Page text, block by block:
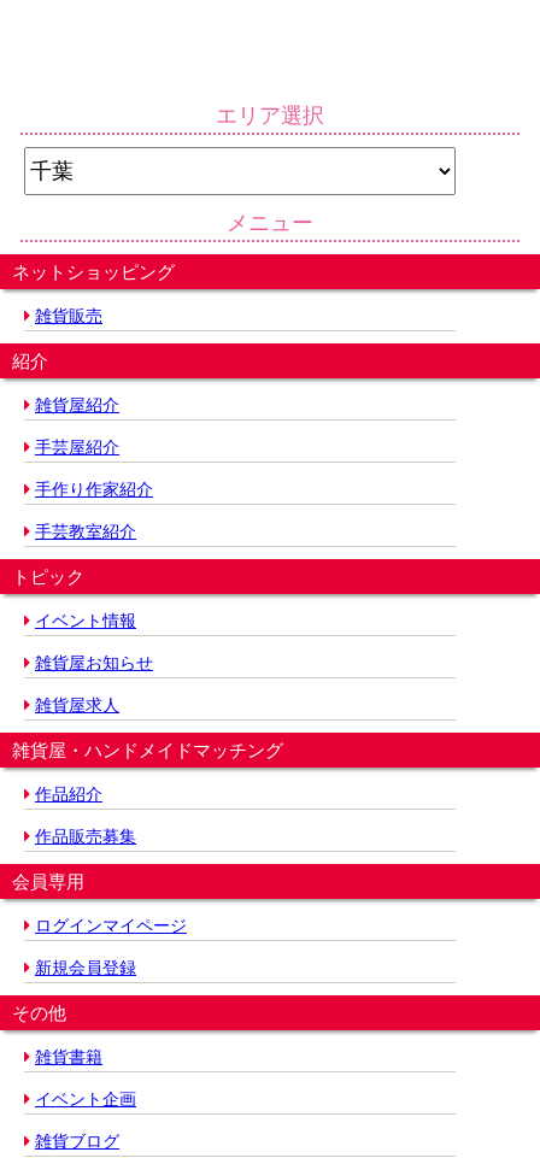
エリア選択
メニュー
ネットショッピング
雑貨販売
紹介
雑貨屋紹介
手芸屋紹介
手作り作家紹介
手芸教室紹介
トピック
イベント情報
雑貨屋お知らせ
雑貨屋求人
雑貨屋・ハンドメイドマッチング
作品紹介
作品販売募集
会員専用
ログインマイページ
新規会員登録
その他
雑貨書籍
イベント企画
雑貨ブログ